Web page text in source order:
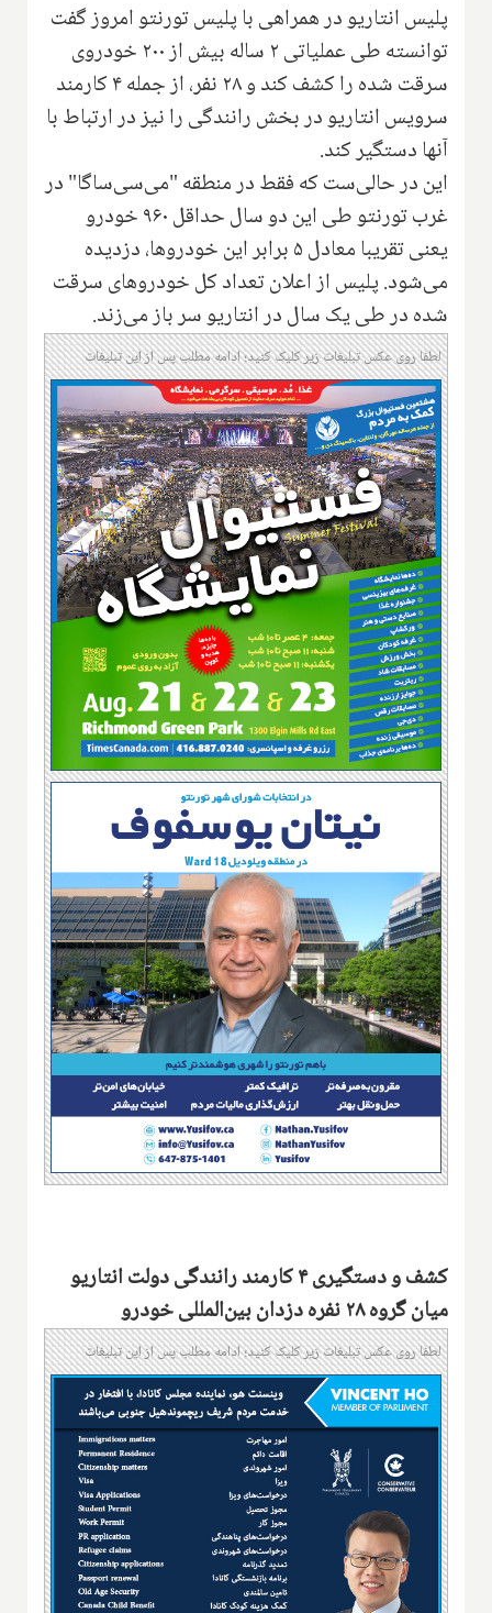
پلیس انتاریو در همراهی با پلیس تورنتو امروز گفت
توانسته طی عملیاتی ۲ ساله بیش از ۲۰۰ خودروی
سرقت شده را کشف کند و ۲۸ نفر، از جمله ۴ کارمند
سرویس انتاریو در بخش رانندگی را نیز در ارتباط با
آنها دستگیر کند.
این در حالی‌ست که فقط در منطقه "می‌سی‌ساگا" در
غرب تورنتو طی این دو سال حداقل ۹۶۰ خودرو
یعنی تقریبا معادل ۵ برابر این خودروها، دزدیده
می‌شود. پلیس از اعلان تعداد کل خودروهای سرقت
شده در طی یک سال در انتاریو سر باز می‌زند.
لطفا روی عکس تبلیغات زیر کلیک کنید؛ ادامه مطلب پس از این تبلیغات
کشف و دستگیری ۴ کارمند رانندگی دولت انتاریو
میان گروه ۲۸ نفره دزدان بین‌المللی خودرو
لطفا روی عکس تبلیغات زیر کلیک کنید؛ ادامه مطلب پس از این تبلیغات